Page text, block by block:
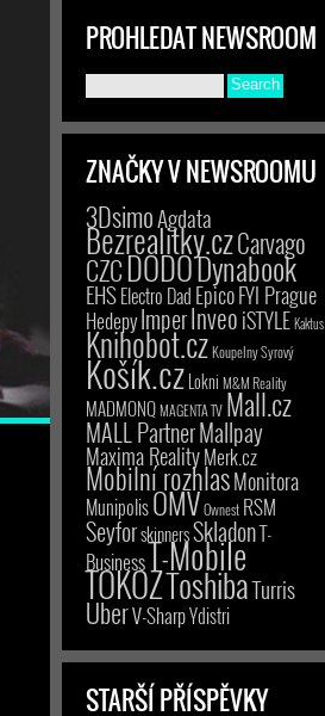
PROHLEDAT NEWSROOM
ZNAČKY V NEWSROOMU
3DsimoAgdata
Bezrealitky.czCarvago
CZCDODODynabook
EHSElectro Dad EpicoFYI Prague
HedepyImperInveoiSTYLEKaktus
Knihobot.czKoupelny Syrový
Košík.czLokni M&M Reality
MADMONQMAGENTA TV Mall.cz
MALL PartnerMallpay
Maxima RealityMerk.cz
Mobilní rozhlasMonitora
MunipolisOMVOwnest RSM
SeyforskinnersSkladonT-
BusinessT-Mobile
TOKOZToshibaTurris
UberV-SharpYdistri
STARŠÍ PŘÍSPĚVKY